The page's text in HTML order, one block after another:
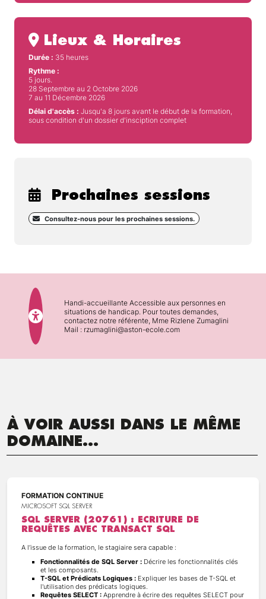
Lieux & Horaires
Durée : 35 heures
Rythme :
5 jours.
28 Septembre au 2 Octobre 2026
7 au 11 Décembre 2026
Délai d'accès : Jusqu'a 8 jours avant le début de la formation,
sous condition d'un dossier d'insciption complet
Prochaines sessions
Consultez-nous pour les prochaines sessions.
Handi-accueillante Accessible aux personnes en
situations de handicap. Pour toutes demandes,
contactez notre référente, Mme Rizlene Zumaglini
Mail : rzumaglini@aston-ecole.com
À VOIR AUSSI DANS LE MÊME
DOMAINE...
FORMATION CONTINUE
MICROSOFT SQL SERVER
SQL SERVER (20761) : ECRITURE DE
REQUÊTES AVEC TRANSACT SQL
A l’issue de la formation, le stagiaire sera capable :
Fonctionnalités de SQL Server : Décrire les fonctionnalités clés
et les composants.
T-SQL et Prédicats Logiques : Expliquer les bases de T-SQL et
l'utilisation des prédicats logiques.
Requêtes SELECT : Apprendre à écrire des requêtes SELECT pour